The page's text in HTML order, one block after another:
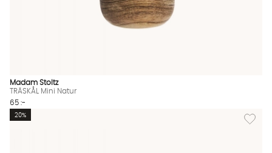
Madam Stoltz
TRÄSKÅL Mini Natur
65 :-
Lägg
20%